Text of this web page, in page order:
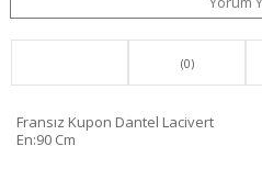
(0)
Fransız Kupon Dantel Lacivert
En:90 Cm